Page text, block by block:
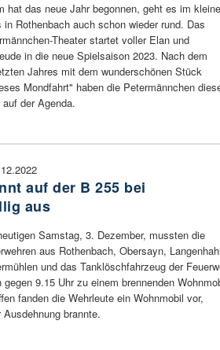
hat das neue Jahr begonnen, geht es im
in Rothenbach auch schon wieder rund. Das
Theater startet voller Elan und
in die neue Spielsaison 2023. Nach dem
Jahres mit dem wunderschönen Stück
Mondfahrt" haben die Petermännchen
der Agenda.
auf der B 255 bei
aus
Samstag, 3. Dezember, mussten die
aus Rothenbach, Obersayn,
und das Tanklöschfahrzeug der
gegen 9.15 Uhr zu einem brennenden
fanden die Wehrleute ein Wohnmobil vor,
brannte.